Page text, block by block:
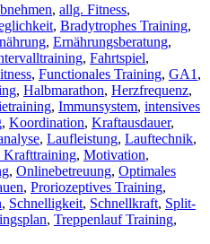
, allg. Fitness,
, Bradytrophes Training,
, Ernährungsberatung,
, Fahrtspiel,
, Functionales Training, GA1 ,
, Halbmarathon, Herzfrequenz,
, Immunsystem, intensives
, Koordination, Kraftausdauer,
, Laufleistung, Lauftechnik,
Krafttraining, Motivation,
, Onlinebetreuung, Optimales
, Proriozeptives Training,
, Schnelligkeit, Schnellkraft, Split-
, Treppenlauf Training,